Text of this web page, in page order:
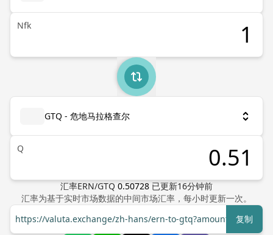
Nfk
GTQ - 危地马拉格查尔
Q
汇率ERN/GTQ 0.50728 已更新16分钟前
汇率为基于实时市场数据的中间市场汇率，每小时更新一次。
https://valuta.exchange/zh-hans/ern-to-gtq?amount=1复制